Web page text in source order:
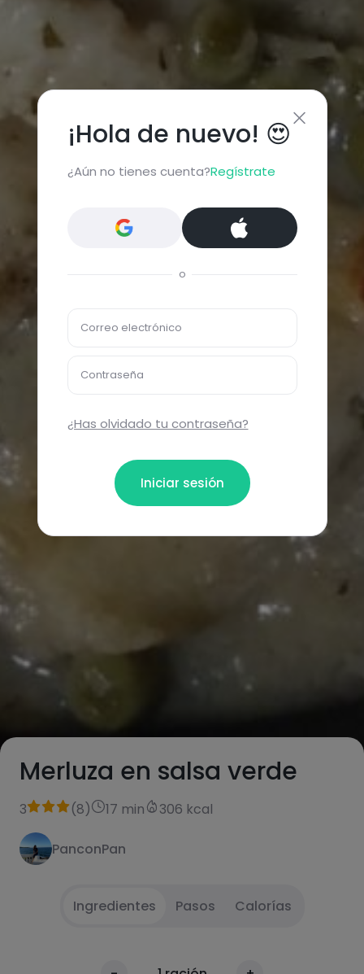
Merluza en salsa verde
3 (8) 17 min 306 kcal
PanconPan
Ingredientes Pasos Calorías
Pocha la cebolla y el ajo con aceite en la
¡Hola de nuevo! 😍
¿Aún no tienes cuenta?Regístrate
o
Correo electrónico
Contraseña
¿Has olvidado tu contraseña?
Iniciar sesión